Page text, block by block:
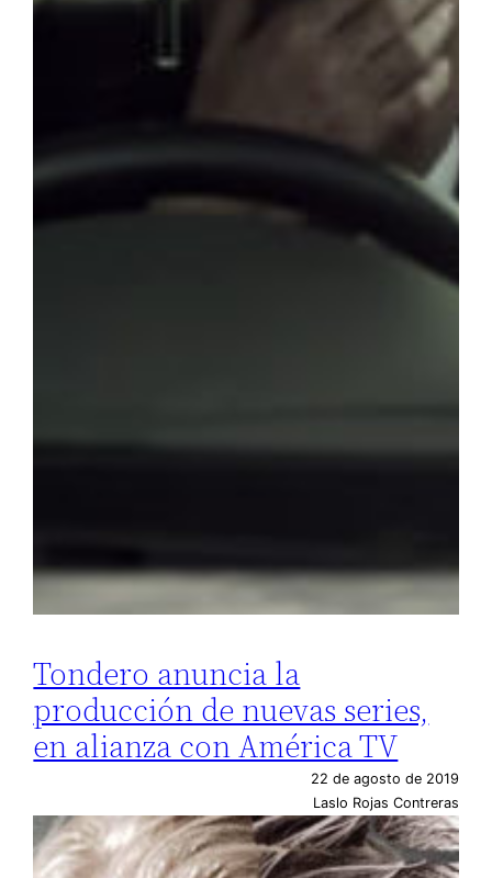
Tondero anuncia la
producción de nuevas series,
en alianza con América TV
22 de agosto de 2019
Laslo Rojas Contreras